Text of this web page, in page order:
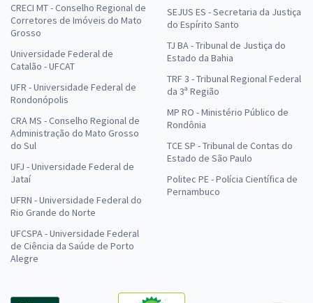
CRECI MT - Conselho Regional de
Corretores de Imóveis do Mato
Grosso
Universidade Federal de
Catalão - UFCAT
UFR - Universidade Federal de
Rondonópolis
CRA MS - Conselho Regional de
Administração do Mato Grosso
do Sul
UFJ - Universidade Federal de
Jataí
UFRN - Universidade Federal do
Rio Grande do Norte
UFCSPA - Universidade Federal
de Ciência da Saúde de Porto
Alegre
SEJUS ES - Secretaria da Justiça
do Espírito Santo
TJ BA - Tribunal de Justiça do
Estado da Bahia
TRF 3 - Tribunal Regional Federal
da 3ª Região
MP RO - Ministério Público de
Rondônia
TCE SP - Tribunal de Contas do
Estado de São Paulo
Politec PE - Polícia Científica de
Pernambuco